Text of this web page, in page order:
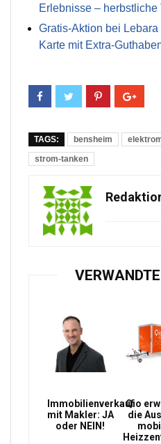
Erlebnisse – herbstliche
Gratis-Aktion bei
Karte mit Extra-
TAGS: bensheim
strom-tanken
Immobilienverkauf
mit Makler: JA
oder NEIN!
Qio
die